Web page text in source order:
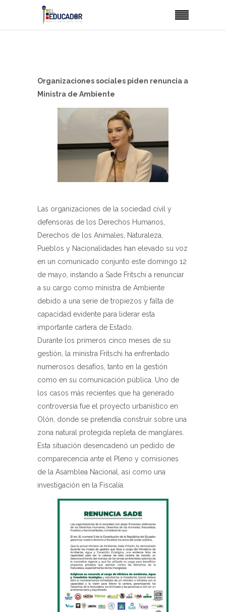
Organizaciones sociales piden renuncia a
Ministra de Ambiente
Las organizaciones de la sociedad civil y
defensoras de los Derechos Humanos,
Derechos de los Animales, Naturaleza,
Pueblos y Nacionalidades han elevado su voz
en un comunicado conjunto este domingo 12
de mayo, instando a Sade Fritschi a renunciar
a su cargo como ministra de Ambiente
debido a una serie de tropiezos y falta de
capacidad evidente para liderar esta
importante cartera de Estado.
Durante los primeros cinco meses de su
gestión, la ministra Fritschi ha enfrentado
numerosos desafíos, tanto en la gestión
como en su comunicación pública. Uno de
los casos más recientes que ha generado
controversia fue el proyecto urbanístico en
Olón, donde se pretendía construir sobre una
zona natural protegida repleta de manglares.
Esta situación desencadenó un pedido de
comparecencia ante el Pleno y comisiones
de la Asamblea Nacional, así como una
investigación en la Fiscalía.